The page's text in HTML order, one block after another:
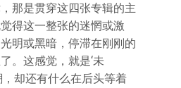
那是贯穿这四张专辑的主
得这一整张的迷惘或激
明或黑暗，停滞在刚刚的
。这感觉，就是‘未
，却还有什么在后头等着